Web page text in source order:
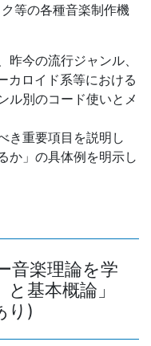
等の各種音楽制作機
今の流行ジャンル、
カロイド系等における
ル別のコード使いとメ
き重要項目を説明し
か」の具体例を明示し
音楽理論を学
基本概論」
り)